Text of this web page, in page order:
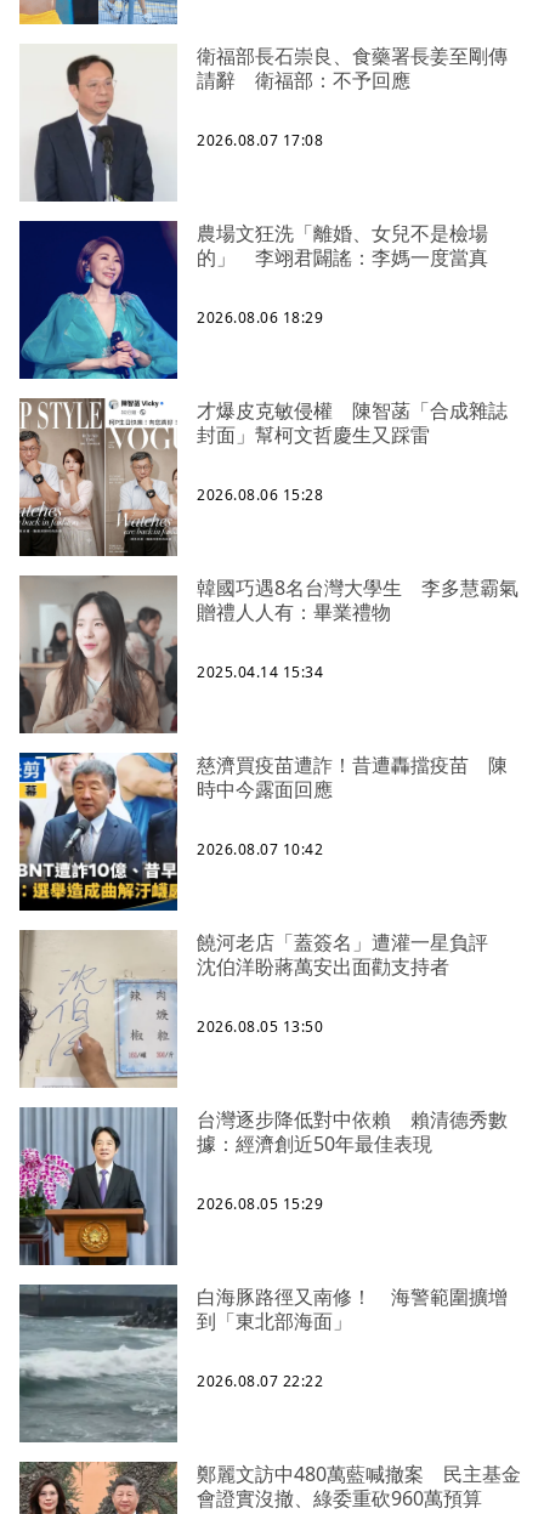
衛福部長石崇良、食藥署長姜至剛傳
請辭 衛福部：不予回應
2026.08.07 17:08
農場文狂洗「離婚、女兒不是檢場
的」 李翊君闢謠：李媽一度當真
2026.08.06 18:29
才爆皮克敏侵權 陳智菡「合成雜誌
封面」幫柯文哲慶生又踩雷
2026.08.06 15:28
韓國巧遇8名台灣大學生 李多慧霸氣
贈禮人人有：畢業禮物
2025.04.14 15:34
慈濟買疫苗遭詐！昔遭轟擋疫苗 陳
時中今露面回應
2026.08.07 10:42
饒河老店「蓋簽名」遭灌一星負評
沈伯洋盼蔣萬安出面勸支持者
2026.08.05 13:50
台灣逐步降低對中依賴 賴清德秀數
據：經濟創近50年最佳表現
2026.08.05 15:29
白海豚路徑又南修！ 海警範圍擴增
到「東北部海面」
2026.08.07 22:22
鄭麗文訪中480萬藍喊撤案 民主基金
會證實沒撤、綠委重砍960萬預算